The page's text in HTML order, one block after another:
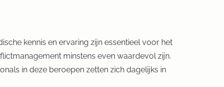
kennis en ervaring zijn essentieel voor het
minstens even waardevol zijn.
in deze beroepen zetten zich dagelijks in